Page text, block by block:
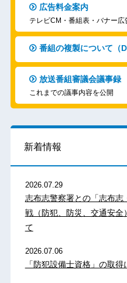
広告料金案内
テレビCM・番組表・バナー広
番組の複製について（
放送番組審議会議事録
これまでの議事内容を公開
新着情報
2026.07.29
志布志警察署との「志布
戦（防犯、防災、交通安
て
2026.07.06
「防犯設備士資格」の取得